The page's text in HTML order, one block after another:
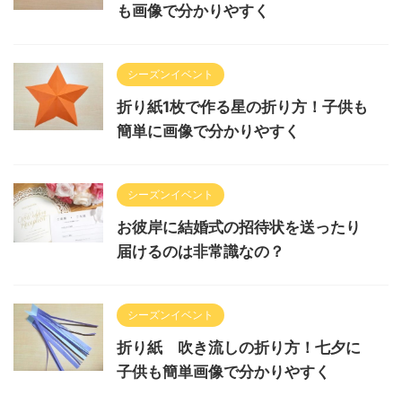
も画像で分かりやすく
シーズンイベント
折り紙1枚で作る星の折り方！子供も
簡単に画像で分かりやすく
シーズンイベント
お彼岸に結婚式の招待状を送ったり
届けるのは非常識なの？
シーズンイベント
折り紙 吹き流しの折り方！七夕に
子供も簡単画像で分かりやすく